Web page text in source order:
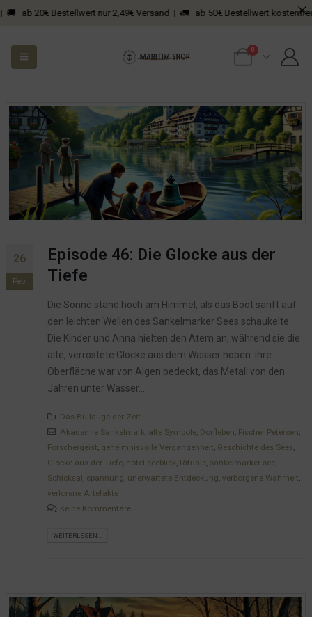
Bestellwert nur 2,49€ Versand | 🚛 ab 50€ Bestellwert kostenfreier
0
26
Feb.
Episode 46: Die Glocke aus der
Tiefe
Die Sonne stand hoch am Himmel, als das Boot sanft auf
den leichten Wellen des Sankelmarker Sees schaukelte.
Die Kinder und Anna hielten den Atem an, während sie die
alte, verrostete Glocke aus dem Wasser hoben. Ihre
Oberfläche war von Algen bedeckt, das Metall von den
Jahren unter Wasser...
Das Bullauge der Zeit
Akademie Sankelmark, alte Symbole, Dorfleben, Fischer Petersen,
Forschergeist, geheimnisvolle Vergangenheit, Geschichte des Sees,
Glocke aus der Tiefe, hotel seeblick, Rituale, sankelmarker see,
Schicksal, spannung, unerwartete Entdeckung, verborgene Wahrheit,
verlorene Artefakte
Keine Kommentare
WEITERLESEN...